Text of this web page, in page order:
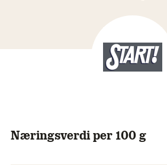
Næringsverdi per 100 g